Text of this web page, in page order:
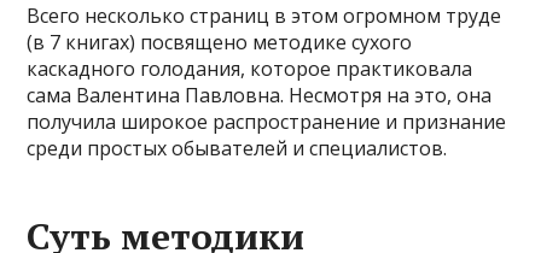
Всего несколько страниц в этом огромном труде
(в 7 книгах) посвящено методике сухого
каскадного голодания, которое практиковала
сама Валентина Павловна. Несмотря на это, она
получила широкое распространение и признание
среди простых обывателей и специалистов.
Суть методики